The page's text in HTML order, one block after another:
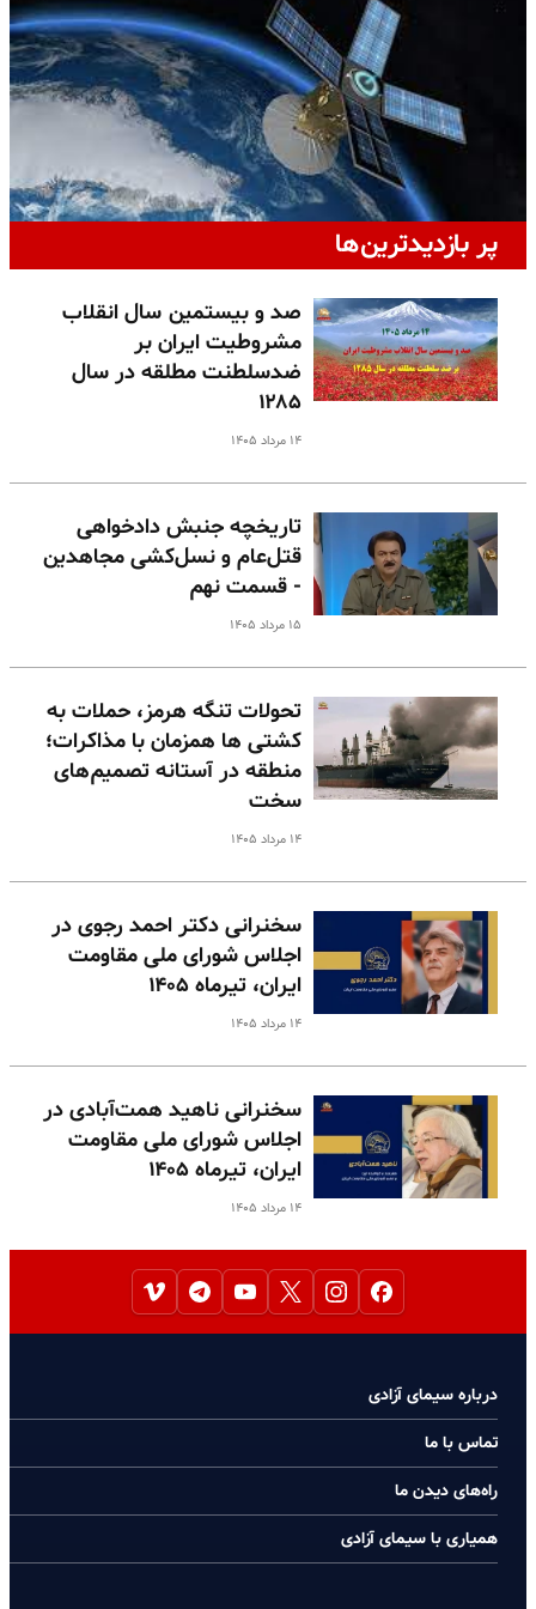
پر بازدیدترین‌ها
صد و بیستمین سال انقلاب
مشروطیت ایران بر
ضدسلطنت مطلقه در سال
۱۲۸۵
۱۴ مرداد ۱۴۰۵
تاریخچه جنبش دادخواهی
قتل‌عام و نسل‌کشی مجاهدین
- قسمت نهم
۱۵ مرداد ۱۴۰۵
تحولات تنگه هرمز، حملات به
کشتی ها همزمان با مذاکرات؛
منطقه در آستانه تصمیم‌های
سخت
۱۴ مرداد ۱۴۰۵
سخنرانی دکتر احمد رجوی در
اجلاس شورای ملی مقاومت
ایران، تیرماه ۱۴۰۵
۱۴ مرداد ۱۴۰۵
سخنرانی ناهید همت‌آبادی در
اجلاس شورای ملی مقاومت
ایران، تیرماه ۱۴۰۵
۱۴ مرداد ۱۴۰۵
درباره سیمای آزادی
تماس با ما
راه‌های دیدن ما
همیاری با سیمای آزادی